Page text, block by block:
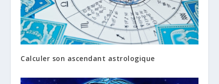
Calculer son ascendant astrologique